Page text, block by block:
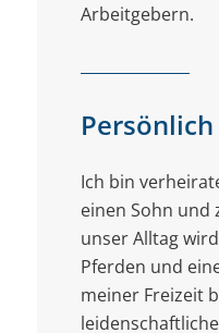
Arbeitgebern.
Persönlich
Ich bin
einen Sohn und
unser Alltag
Pferden und
meiner Freizeit